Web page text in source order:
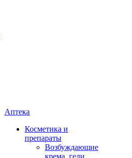
Аптека
Косметика и
препараты
Возбуждающие
крема, гели